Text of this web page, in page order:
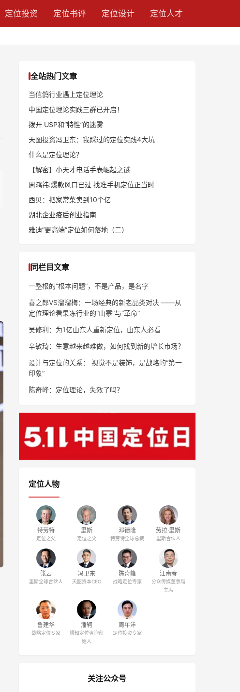
定位投资 定位书评 定位设计 定位人才
全站热门文章
当信鸽行业遇上定位理论
中国定位理论实践三群已开启！
拨开 USP和“特性”的迷雾
天图投资冯卫东：我踩过的定位实践4大坑
什么是定位理论？
【解密】小天才电话手表崛起之谜
周鸿祎:爆款风口已过 找准手机定位正当时
西贝：把家常菜卖到10个亿
湖北企业疫后创业指南
雅迪“更高端”定位如何落地（二）
同栏目文章
一整根的“根本问题”，不是产品，是名字
喜之郎VS溜溜梅：一场经典的新老品类对决 ——从
定位理论看果冻行业的“山寨”与“革命”
吴修利：为1亿山东人重新定位，山东人必看
辛敏琦：生意越来越难做，如何找到新的增长市场？
设计与定位的关系： 视觉不是装饰，是战略的“第一
印象”
陈奇峰：定位理论，失效了吗？
定位人物
特劳特
定位之父
里斯
定位之父
邓德隆
特劳特全球总裁
劳拉·里斯
里斯合伙人
张云
里斯全球合伙人
冯卫东
天图资本CEO
陈奇峰
战略定位专家
江南春
分众传媒董事局
主席
鲁建华
战略定位专家
潘轲
顺知定位咨询创
始人
周年洋
定位投资专家
关注公众号